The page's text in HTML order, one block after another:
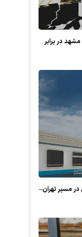
در برابر
مسیر تهران–